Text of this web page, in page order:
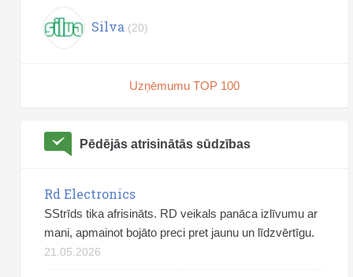
Silva (20)
Uzņēmumu TOP 100
Pēdējās atrisinātās sūdzības
Rd Electronics
SStrīds tika afrisināts. RD veikals panāca izlīvumu ar
mani, apmainot bojāto preci pret jaunu un līdzvērtīgu.
21.05.2026